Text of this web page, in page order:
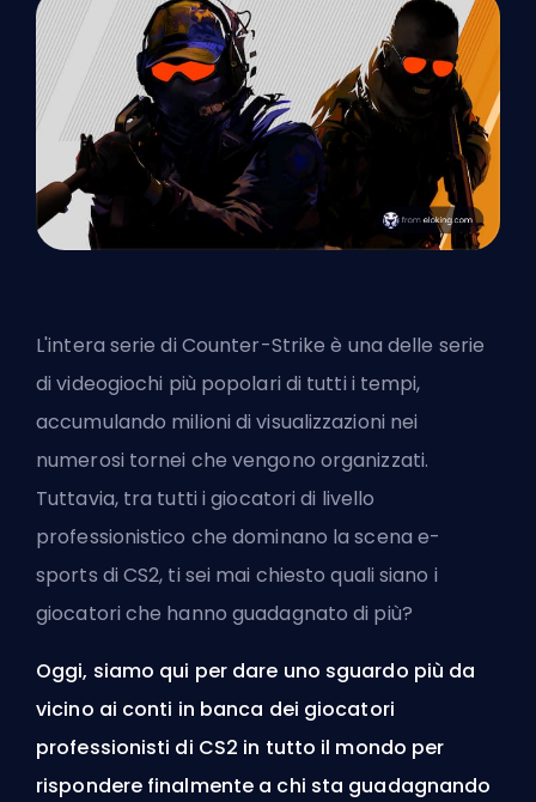
L'intera serie di Counter-Strike è una delle serie
di videogiochi più popolari di tutti i tempi,
accumulando milioni di visualizzazioni nei
numerosi tornei che vengono organizzati.
Tuttavia, tra tutti i giocatori di livello
professionistico che dominano la scena e-
sports di CS2, ti sei mai chiesto quali siano i
giocatori che hanno guadagnato di più?
Oggi, siamo qui per dare uno sguardo più da
vicino ai conti in banca dei giocatori
professionisti di CS2 in tutto il mondo per
rispondere finalmente a chi sta guadagnando